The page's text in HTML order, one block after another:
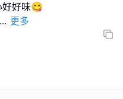
好好味😋
... 更多